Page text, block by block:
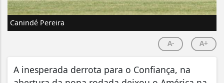
Canindé Pereira
A- A+
A inesperada derrota para o Confiança, na